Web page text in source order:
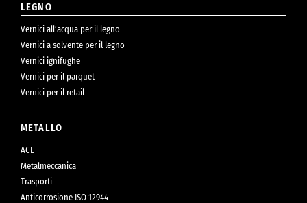
LEGNO
Vernici all’acqua per il legno
Vernici a solvente per il legno
Vernici ignifughe
Vernici per il parquet
Vernici per il retail
METALLO
ACE
Metalmeccanica
Trasporti
Anticorrosione ISO 12944